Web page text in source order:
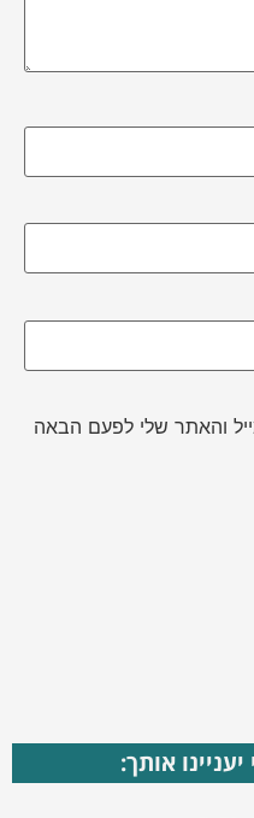
והאתר שלי לפעם הבאה
אותך: